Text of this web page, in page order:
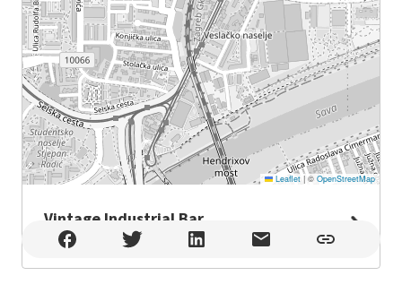
Leaflet |© OpenStreetMap
Vintage Industrial Bar
Vintage Industrial Bar , Zagreb